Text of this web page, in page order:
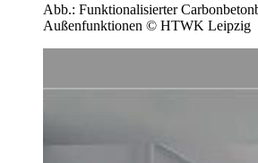
Abb.: Funktionalisierter
Außenfunktionen © HTWK Leipzig